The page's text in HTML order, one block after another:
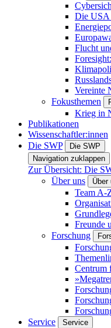
Die USA
Flucht
Vereinte
Fokusthemen
Krieg in
Publikationen
Wissenschaftler:innen
Die SWP
Die SWP
Navigation zuklappen
Zur Übersicht: Die
Über uns
Über
Team A-
Freunde
Forschung
Centrum
Service
Service